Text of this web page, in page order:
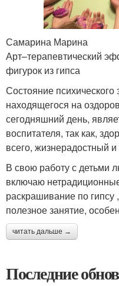
Самарина Марина
Арт–терапевтический
фигурок из гипса
Состояние психического
находящегося на
сегодняшний день,
воспитателя, так как,
всего, жизнерадостный
В свою работу с детьми
включаю
раскрашивание по гипсу
полезное занятие,
читать дальше →
Последние